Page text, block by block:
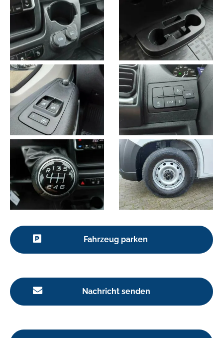
Fahrzeug parken
Nachricht senden